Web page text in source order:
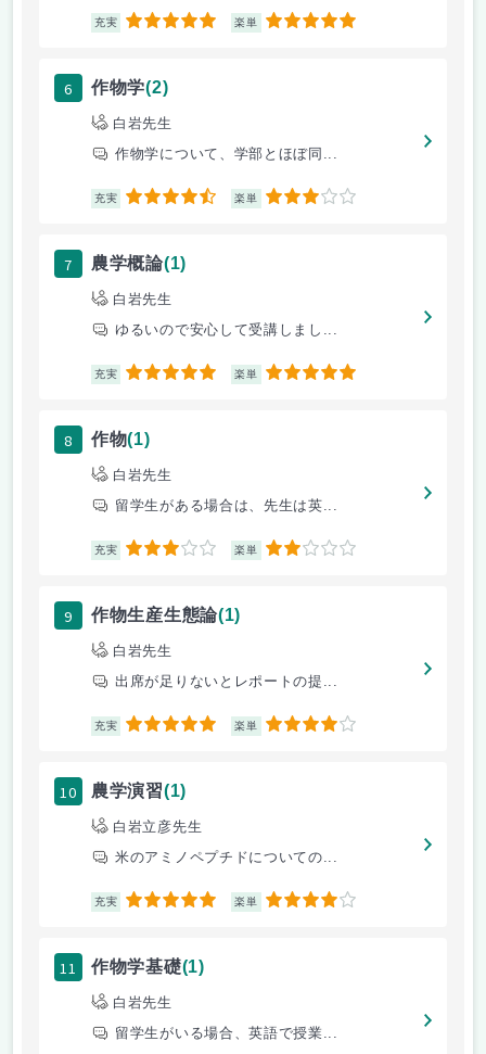
充実 5 楽単 5
6 作物学(2)
白岩先生
作物学について、学部とほぼ同...
充実 4.5 楽単 3
7 農学概論(1)
白岩先生
ゆるいので安心して受講しまし...
充実 5 楽単 5
8 作物(1)
白岩先生
留学生がある場合は、先生は英...
充実 3 楽単 2
9 作物生産生態論(1)
白岩先生
出席が足りないとレポートの提...
充実 5 楽単 4
10 農学演習(1)
白岩立彦先生
米のアミノペプチドについての...
充実 5 楽単 4
11 作物学基礎(1)
白岩先生
留学生がいる場合、英語で授業...